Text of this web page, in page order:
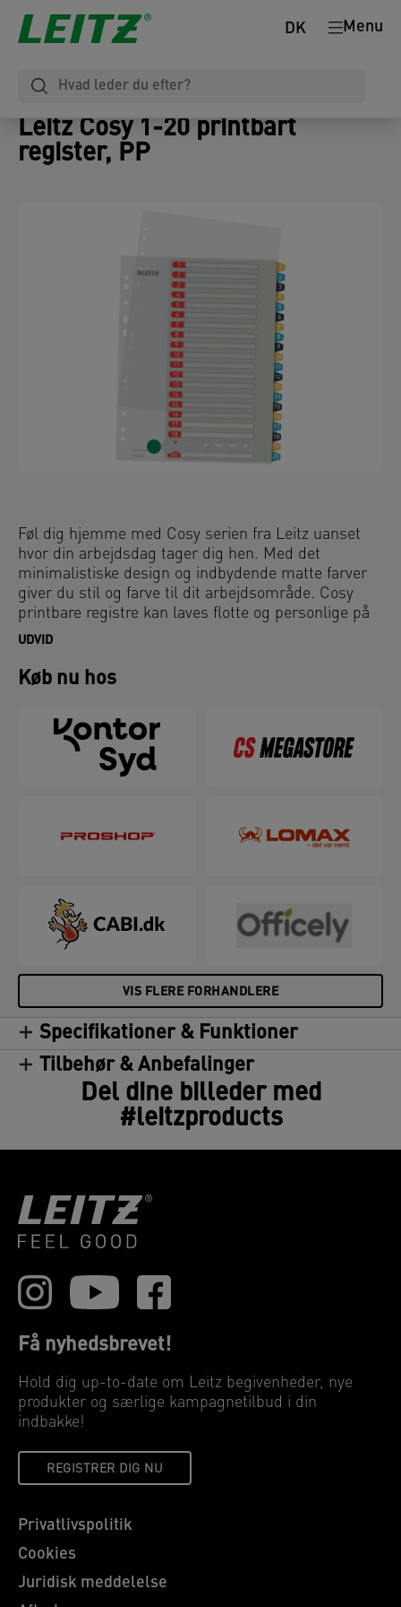
Menu
DK
Leitz Cosy 1-20 printbart
register, PP
Føl dig hjemme med Cosy serien fra Leitz uanset
hvor din arbejdsdag tager dig hen. Med det
minimalistiske design og indbydende matte farver
giver du stil og farve til dit arbejdsområde. Cosy
printbare registre kan laves flotte og personlige på
forsiden på www.leitz.com/easyprint. Organiser og
registre, så du forbliver afslappet og produktiv hele
UDVID
Køb nu hos
VIS FLERE FORHANDLERE
Specifikationer & Funktioner
Tilbehør & Anbefalinger
Del dine billeder med
#leitzproducts
Få nyhedsbrevet!
Hold dig up-to-date om Leitz begivenheder, nye
produkter og særlige kampagnetilbud i din
indbakke!
REGISTRER DIG NU
Privatlivspolitik
Cookies
Juridisk meddelelse